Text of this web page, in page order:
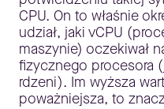
CPU. On to właśnie
udział, jaki vCPU
maszynie) oczekiwał
fizycznego procesora
rdzeni). Im wyższa
poważniejsza, to